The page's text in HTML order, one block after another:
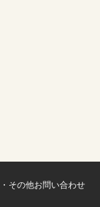
その他お問い合わせ